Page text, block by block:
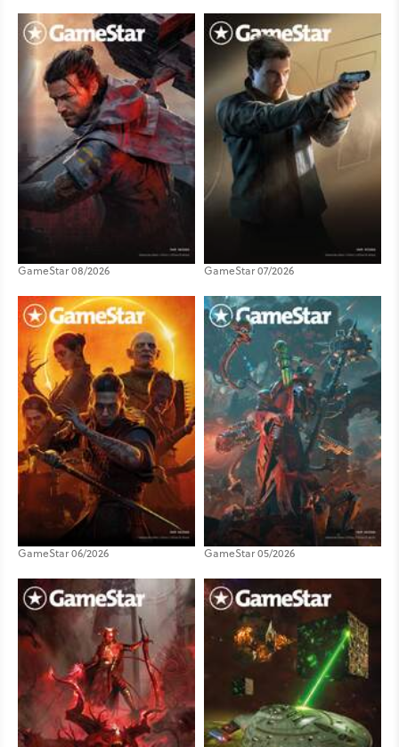
GameStar 08/2026 GameStar 07/2026
GameStar 06/2026 GameStar 05/2026